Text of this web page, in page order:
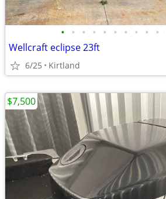
• • • • • • • • • •
Wellcraft eclipse 23ft
6/25 Kirtland
$7,500